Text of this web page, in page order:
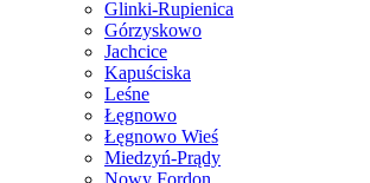
Glinki-Rupienica
Górzyskowo
Jachcice
Kapuściska
Leśne
Łęgnowo
Łęgnowo Wieś
Miedzyń-Prądy
Nowy Fordon